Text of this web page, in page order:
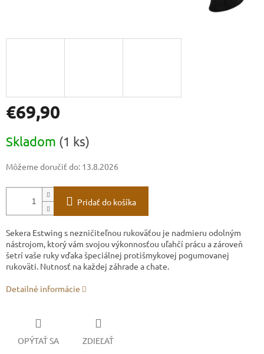
€69,90
cena:
Skladom (1 ks)
Môžeme doručiť do: 13.8.2026
Pridať do košíka
Sekera Estwing s nezničiteľnou rukoväťou je nadmieru odolným
nástrojom, ktorý vám svojou výkonnosťou uľahčí prácu a zároveň
šetrí vaše ruky vďaka špeciálnej protišmykovej pogumovanej
rukoväti. Nutnosť na každej záhrade a chate.
Detailné informácie
OPÝTAŤ SA ZDIEĽAŤ